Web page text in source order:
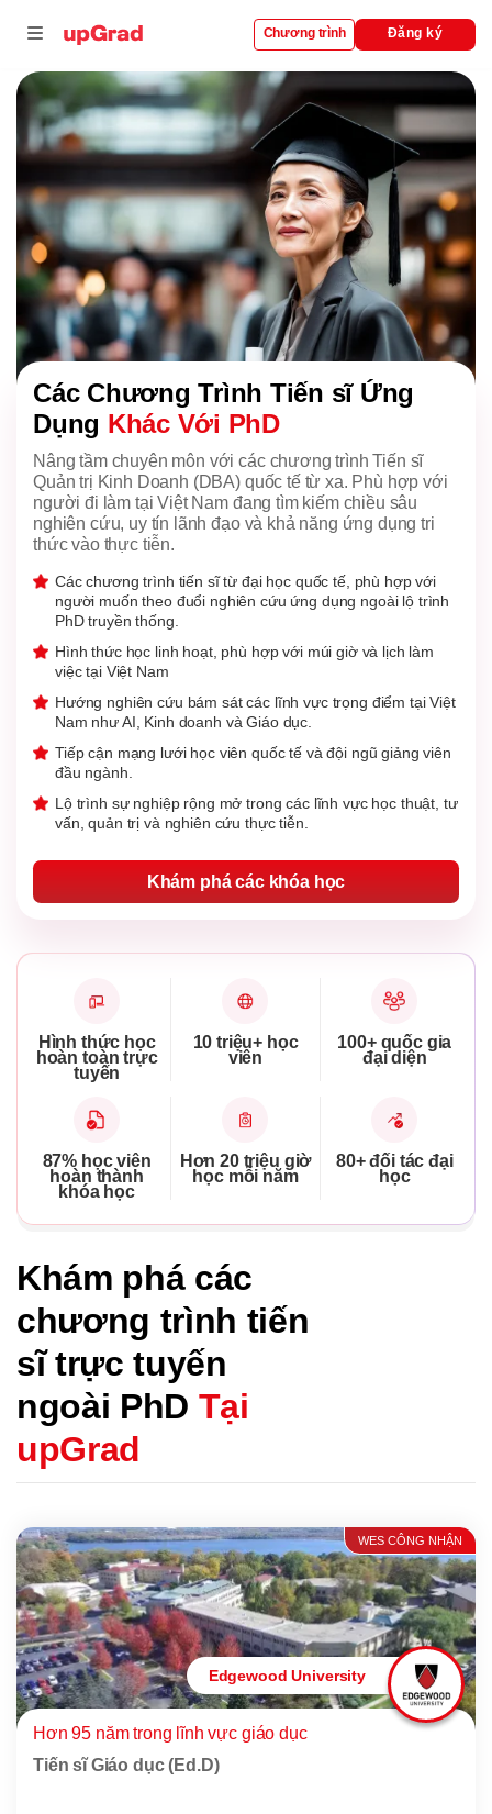
đại học
Chương trình Đăng ký
Các Chương Trình Tiến sĩ Ứng
Dụng Khác Với PhD
Nâng tầm chuyên môn với các chương trình Tiến sĩ
Quản trị Kinh Doanh (DBA) quốc tế từ xa. Phù hợp với
người đi làm tại Việt Nam đang tìm kiếm chiều sâu
nghiên cứu, uy tín lãnh đạo và khả năng ứng dụng tri
thức vào thực tiễn.
Các chương trình tiến sĩ từ đại học quốc tế, phù hợp với
người muốn theo đuổi nghiên cứu ứng dụng ngoài lộ trình
PhD truyền thống.
Hình thức học linh hoạt, phù hợp với múi giờ và lịch làm
việc tại Việt Nam
Hướng nghiên cứu bám sát các lĩnh vực trọng điểm tại Việt
Nam như AI, Kinh doanh và Giáo dục.
Tiếp cận mạng lưới học viên quốc tế và đội ngũ giảng viên
đầu ngành.
Lộ trình sự nghiệp rộng mở trong các lĩnh vực học thuật, tư
vấn, quản trị và nghiên cứu thực tiễn.
Khám phá các khóa học
Hình thức học
hoàn toàn trực
tuyến
10 triệu+ học
viên
100+ quốc gia
đại diện
87% học viên
hoàn thành
khóa học
Hơn 20 triệu giờ
học mỗi năm
80+ đối tác đại
học
Khám phá các
chương trình tiến
sĩ trực tuyến
ngoài PhD Tại
upGrad
WES CÔNG NHẬN
Edgewood University
Hơn 95 năm trong lĩnh vực giáo dục
Tiến sĩ Giáo dục (Ed.D)